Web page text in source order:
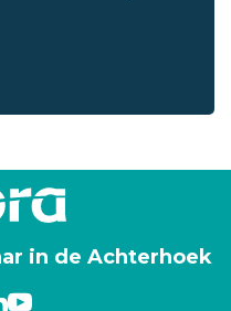
in de Achterhoek